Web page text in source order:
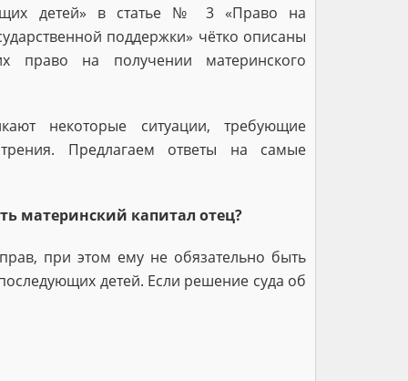
детей» в статье № 3 «Право на
поддержки» чётко описаны
право на получении материнского
некоторые ситуации, требующие
Предлагаем ответы на самые
материнский капитал отец?
при этом ему не обязательно быть
детей. Если решение суда об